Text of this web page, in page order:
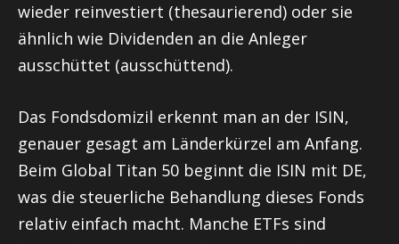
wieder reinvestiert (thesaurierend) oder sie
ähnlich wie Dividenden an die Anleger
ausschüttet (ausschüttend).
Das Fondsdomizil erkennt man an der ISIN,
genauer gesagt am Länderkürzel am Anfang.
Beim Global Titan 50 beginnt die ISIN mit DE,
was die steuerliche Behandlung dieses Fonds
relativ einfach macht. Manche ETFs sind